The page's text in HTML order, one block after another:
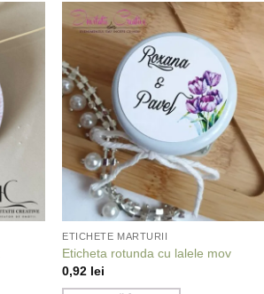
Add to
wishlist
ETICHETE MARTURII
Eticheta rotunda cu lalele mov
0,92 lei